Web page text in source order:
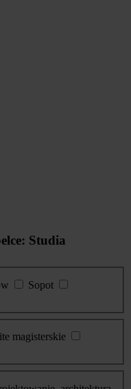
Studia
Sopot
magisterskie